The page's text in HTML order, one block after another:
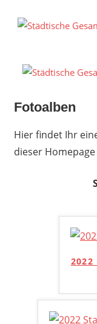
Inhalt
Fotoalben
Hier findet Ihr
dieser Homepage